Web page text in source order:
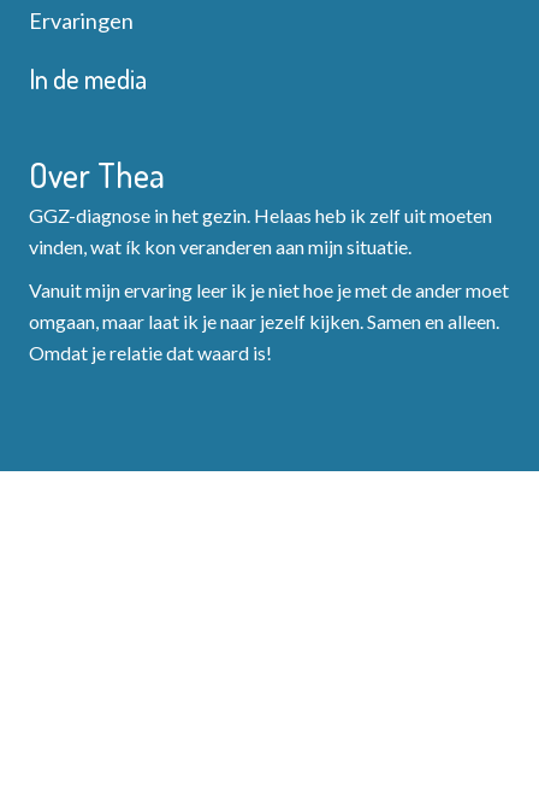
Ervaringen
In de media
Over Thea
GGZ-diagnose in het gezin. Helaas heb ik zelf uit moeten
vinden, wat ík kon veranderen aan mijn situatie.
Vanuit mijn ervaring leer ik je niet hoe je met de ander moet
omgaan, maar laat ik je naar jezelf kijken. Samen en alleen.
Omdat je relatie dat waard is!